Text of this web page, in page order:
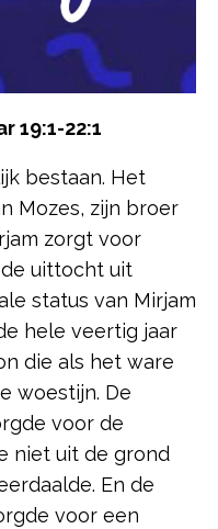
19:1-22:1
bestaan. Het
Mozes, zijn broer
zorgt voor
uittocht uit
status van Mirjam
hele veertig jaar
die als het ware
woestijn. De
voor de
niet uit de grond
En de
voor een